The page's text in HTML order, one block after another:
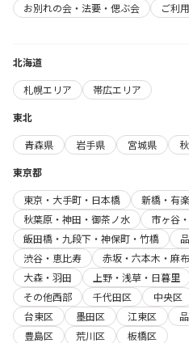
お別れの会・法要・偲ぶ会
ご利
北海道
札幌エリア
帯広エリア
東北
青森県
岩手県 宮城県
東京都
東京・大手町・日本橋
新橋・有
秋葉原・神田・御茶ノ水
市ヶ谷
飯田橋・九段下・神保町・竹橋
渋谷・恵比寿
赤坂・六本木・麻布
大森・羽田
上野・浅草・日暮里
その他西部
千代田区 中央区
台東区
墨田区 江東区
豊島区
荒川区
板橋区